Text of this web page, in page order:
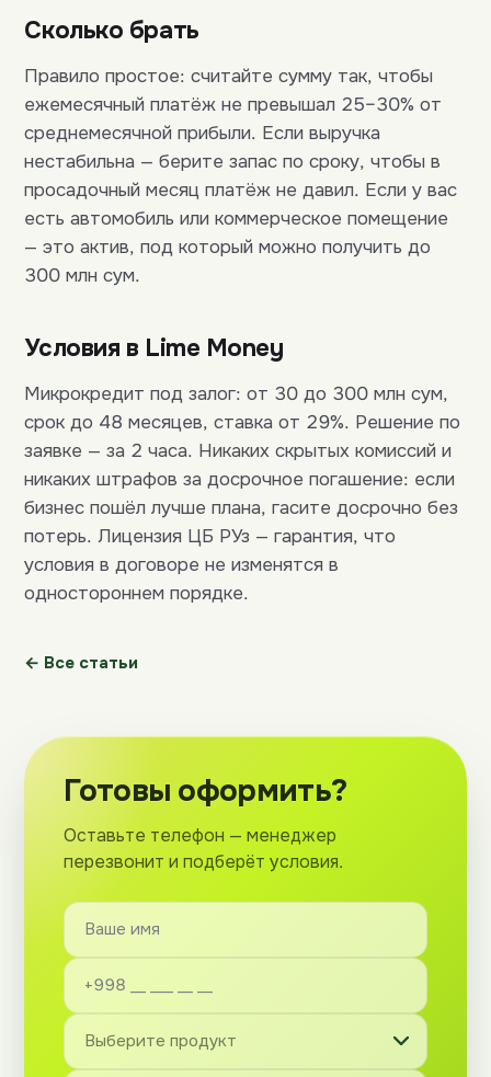
Сколько брать
Правило простое: считайте сумму так, чтобы
ежемесячный платёж не превышал 25–30% от
среднемесячной прибыли. Если выручка
нестабильна — берите запас по сроку, чтобы в
просадочный месяц платёж не давил. Если у вас
есть автомобиль или коммерческое помещение
— это актив, под который можно получить до
300 млн сум.
Условия в Lime Money
Микрокредит под залог: от 30 до 300 млн сум,
срок до 48 месяцев, ставка от 29%. Решение по
заявке — за 2 часа. Никаких скрытых комиссий и
никаких штрафов за досрочное погашение: если
бизнес пошёл лучше плана, гасите досрочно без
потерь. Лицензия ЦБ РУз — гарантия, что
условия в договоре не изменятся в
одностороннем порядке.
← Все статьи
Готовы оформить?
Оставьте телефон — менеджер
перезвонит и подберёт условия.